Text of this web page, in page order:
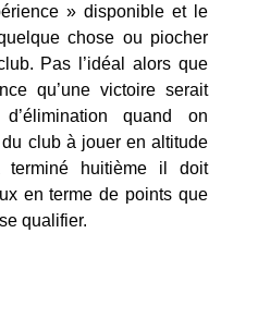
» disponible et le
chose ou piocher
Pas l’idéal alors que
qu’une victoire serait
quand on
club à jouer en altitude
huitième il doit
en terme de points que
qualifier.